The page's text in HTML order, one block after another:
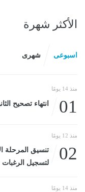
الأكثر شهرة
اسبوعى شهرى
منذ 14 يومًا
01 انتهاء تصحيح
منذ 12 يومًا
02
لتسجيل الرغبات
منذ 14 يومًا